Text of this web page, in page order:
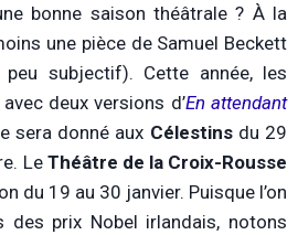
bonne saison théâtrale ? À la
une pièce de Samuel Beckett
subjectif). Cette année, les
deux versions d’En attendant
sera donné aux Célestinsdu 29
Le Théâtre de la Croix-Rousse
du 19 au 30 janvier. Puisque l’on
des prix Nobel irlandais, notons